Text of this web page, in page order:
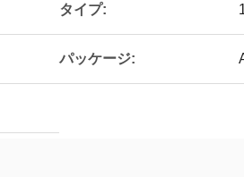
タイプ:
パッケージ: